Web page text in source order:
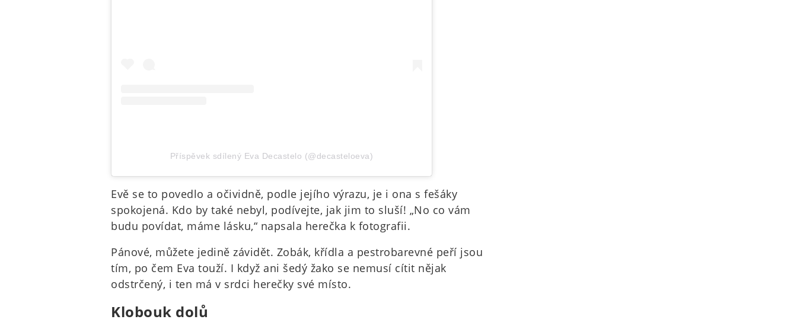
Příspěvek sdílený Eva Decastelo (@decasteloeva)
Evě se to povedlo a očividně, podle jejího výrazu, je i ona s fešáky
spokojená. Kdo by také nebyl, podívejte, jak jim to sluší! „No co vám
budu povídat, máme lásku,“ napsala herečka k fotografii.
Pánové, můžete jedině závidět. Zobák, křídla a pestrobarevné peří jsou
tím, po čem Eva touží. I když ani šedý žako se nemusí cítit nějak
odstrčený, i ten má v srdci herečky své místo.
Klobouk dolů